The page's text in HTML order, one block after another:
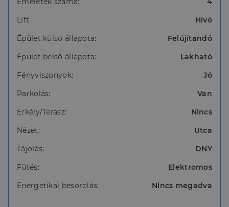
lehetőségeit keresik. Az ár-érték arány kiváló, tehát
mindazok számára ideális választás, akik
Elhelyezkedését tekintve tökéletes: 161,162,168 -as
Amennyiben megtetszett önnek az ingatlan várom
Lift:
Hívó
Épület külső állapota:
Felújítandó
Épület belső állapota:
Lakható
Fényviszonyok:
Jó
Parkolás:
Van
Erkély/Terasz:
Nincs
Nézet:
Utca
Tájolás:
DNY
Fűtés:
Elektromos
Energetikai besorolás:
Nincs megadva